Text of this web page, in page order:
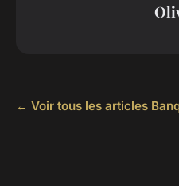
← Voir tous les articles